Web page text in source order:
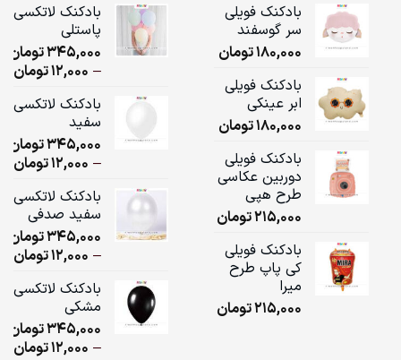
بادکنک فویلی
سر گوسفند
180,000تومان
بادکنک فویلی
ابر عینکی
180,000تومان
بادکنک فویلی
دوربین عکاسی
طرح هپی
215,000تومان
بادکنک فویلی
کی پاپ طرح
میرا
215,000تومان
بادکنک لاتکسی
پاستلی
345,000تومان
–
12,000تومان
بادکنک لاتکسی
سفید
345,000تومان
–
12,000تومان
بادکنک لاتکسی
سفید صدفی
345,000تومان
–
12,000تومان
بادکنک لاتکسی
مشکی
345,000تومان
–
12,000تومان